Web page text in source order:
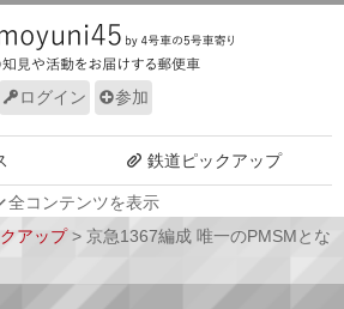
ログイン 参加
全コンテンツを表示
鉄道ピックアップ
アップ> 京急1367編成 唯一のPMSMとな